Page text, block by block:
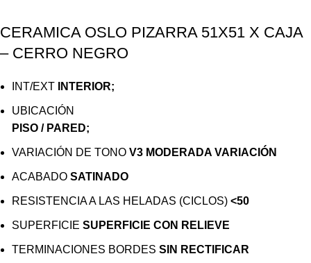
CERAMICA OSLO PIZARRA 51X51 X CAJA
– CERRO NEGRO
INT/EXT INTERIOR;
UBICACIÓN
PISO / PARED;
VARIACIÓN DE TONO V3 MODERADA VARIACIÓN
ACABADO SATINADO
RESISTENCIA A LAS HELADAS (CICLOS) <50
SUPERFICIE SUPERFICIE CON RELIEVE
TERMINACIONES BORDES SIN RECTIFICAR